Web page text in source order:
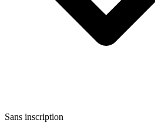
Sans inscription